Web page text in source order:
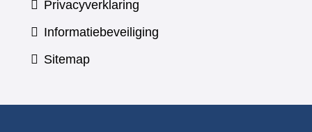
Privacyverklaring
Informatiebeveiliging
Sitemap